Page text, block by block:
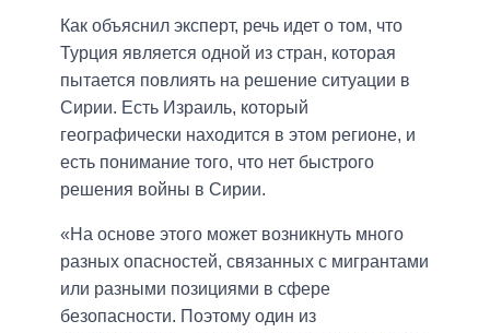
Как объяснил эксперт, речь идет о том, что
Турция является одной из стран, которая
пытается повлиять на решение ситуации в
Сирии. Есть Израиль, который
географически находится в этом регионе, и
есть понимание того, что нет быстрого
решения войны в Сирии.
«На основе этого может возникнуть много
разных опасностей, связанных с мигрантами
или разными позициями в сфере
безопасности. Поэтому один из